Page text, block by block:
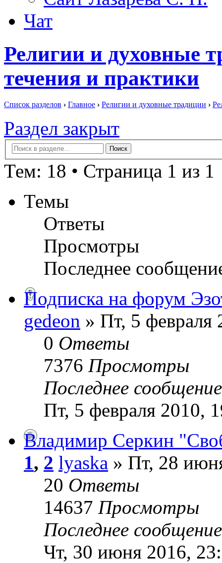
Чат
Религии и духовные
течения и практики
Список разделов › Главное › Религии и духовные традиции ›
Раздел закрыт
Тем: 18 • Страница 1 из 1
Темы
Ответы
Просмотры
Последнее
Подписка на форум
gedeon » Пт, 5 февраля
0 Ответы
7376 Просмотры
Последнее
Пт, 5 февраля 2010,
Владимир Серкин
1, 2 lyaska » Пт, 28
20 Ответы
14637 Просмотры
Последнее
Чт, 30 июня 2016,